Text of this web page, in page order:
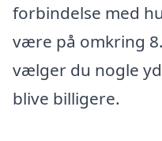
forbindelse med
være på omkring
vælger du nogle
blive billigere.